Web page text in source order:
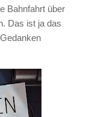
Bahnfahrt über
Das ist ja das